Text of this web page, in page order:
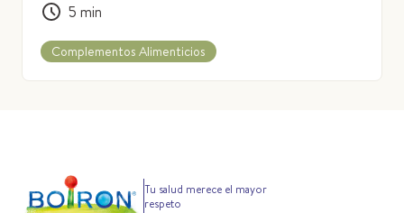
5 min
Complementos Alimenticios
Tu salud merece el mayor
respeto